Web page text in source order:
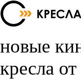
новые
кресла